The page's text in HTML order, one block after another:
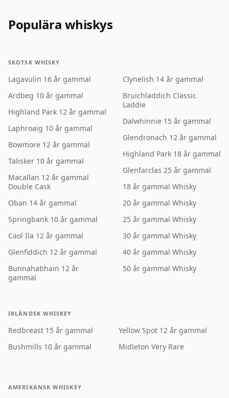
Populära whiskys
SKOTSK WHISKY
Lagavulin 16 år gammal
Ardbeg 10 år gammal
Highland Park 12 år gammal
Laphroaig 10 år gammal
Bowmore 12 år gammal
Talisker 10 år gammal
Macallan 12 år gammal
Double Cask
Oban 14 år gammal
Springbank 10 år gammal
Caol Ila 12 år gammal
Glenfiddich 12 år gammal
Bunnahabhain 12 år
gammal
Clynelish 14 år gammal
Bruichladdich Classic
Laddie
Dalwhinnie 15 år gammal
Glendronach 12 år gammal
Highland Park 18 år gammal
Glenfarclas 25 år gammal
18 år gammal Whisky
20 år gammal Whisky
25 år gammal Whisky
30 år gammal Whisky
40 år gammal Whisky
50 år gammal Whisky
IRLÄNDSK WHISKEY
Redbreast 15 år gammal
Bushmills 10 år gammal
Yellow Spot 12 år gammal
Midleton Very Rare
AMERIKANSK WHISKEY